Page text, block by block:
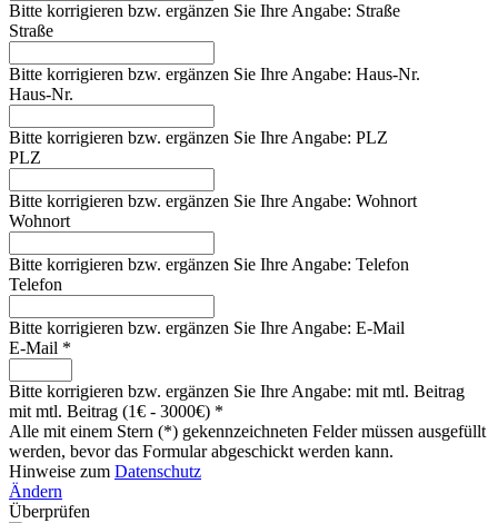
Bitte korrigieren bzw. ergänzen Sie Ihre Angabe: Straße
Straße
Bitte korrigieren bzw. ergänzen Sie Ihre Angabe: Haus-Nr.
Haus-Nr.
Bitte korrigieren bzw. ergänzen Sie Ihre Angabe: PLZ
PLZ
Bitte korrigieren bzw. ergänzen Sie Ihre Angabe: Wohnort
Wohnort
Bitte korrigieren bzw. ergänzen Sie Ihre Angabe: Telefon
Telefon
Bitte korrigieren bzw. ergänzen Sie Ihre Angabe: E-Mail
E-Mail *
Bitte korrigieren bzw. ergänzen Sie Ihre Angabe: mit mtl. Beitrag
mit mtl. Beitrag (1€ - 3000€) *
Alle mit einem Stern (*) gekennzeichneten Felder müssen ausgefüllt
werden, bevor das Formular abgeschickt werden kann.
Hinweise zum Datenschutz
Ändern
Überprüfen